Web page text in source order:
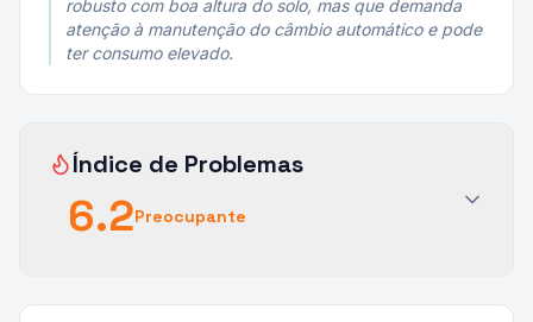
robusto com boa altura do solo, mas que demanda
atenção à manutenção do câmbio automático e pode
ter consumo elevado.
Índice de Problemas
6.2Preocupante